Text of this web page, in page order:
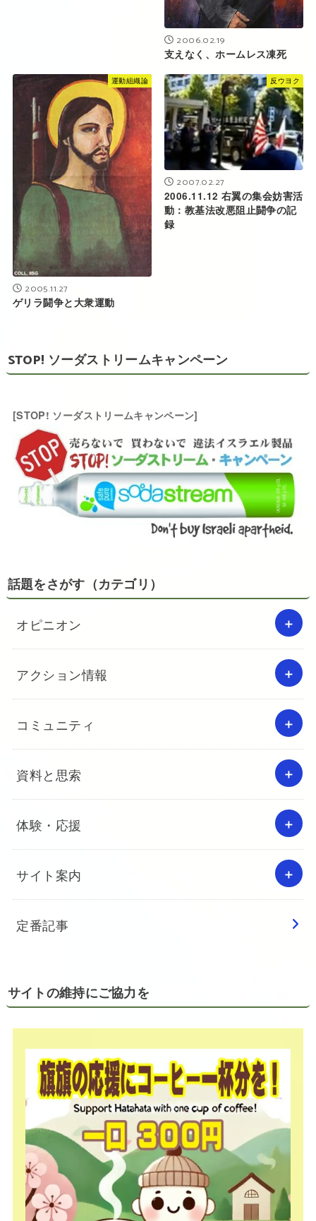
2006.02.19
支えなく、ホームレス凍死
運動組織論
2005.11.27
ゲリラ闘争と大衆運動
反ウヨク
2007.02.27
2006.11.12 右翼の集会妨害活
動：教基法改悪阻止闘争の記
録
STOP! ソーダストリームキャンペーン
[STOP! ソーダストリームキャンペーン]
話題をさがす（カテゴリ）
オピニオン
アクション情報
コミュニティ
資料と思索
体験・応援
サイト案内
定番記事
サイトの維持にご協力を